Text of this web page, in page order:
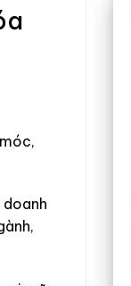
doanh